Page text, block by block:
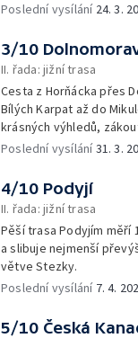
Poslední vysílání 24. 3.
3/10
II. řada: jižní trasa
Cesta z Horňácka přes
Bílých Karpat až do
krásných výhledů,
Poslední vysílání31. 3.
4/10 Podyjí
II. řada: jižní trasa
Pěší trasa Podyjím měří
a slibuje nejmenší
větve Stezky.
Poslední vysílání 7. 4.
5/10 Česká